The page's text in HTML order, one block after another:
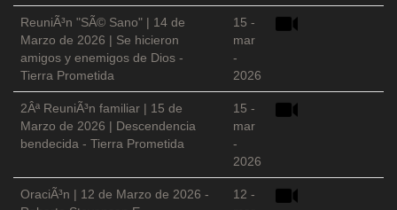
ReuniÃ³n "SÃ© Sano" | 14 de
Marzo de 2026 | Se hicieron
amigos y enemigos de Dios -
Tierra Prometida
15 -
mar
-
2026
2Âª ReuniÃ³n familiar | 15 de
Marzo de 2026 | Descendencia
bendecida - Tierra Prometida
15 -
mar
-
2026
OraciÃ³n | 12 de Marzo de 2026 -
12 -